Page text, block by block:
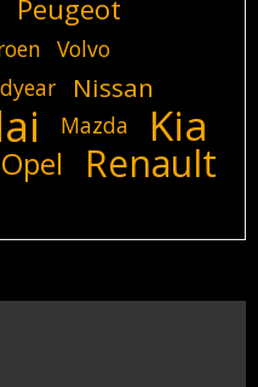
Peugeot
Volvo
Nissan
Mazda Kia
Opel Renault